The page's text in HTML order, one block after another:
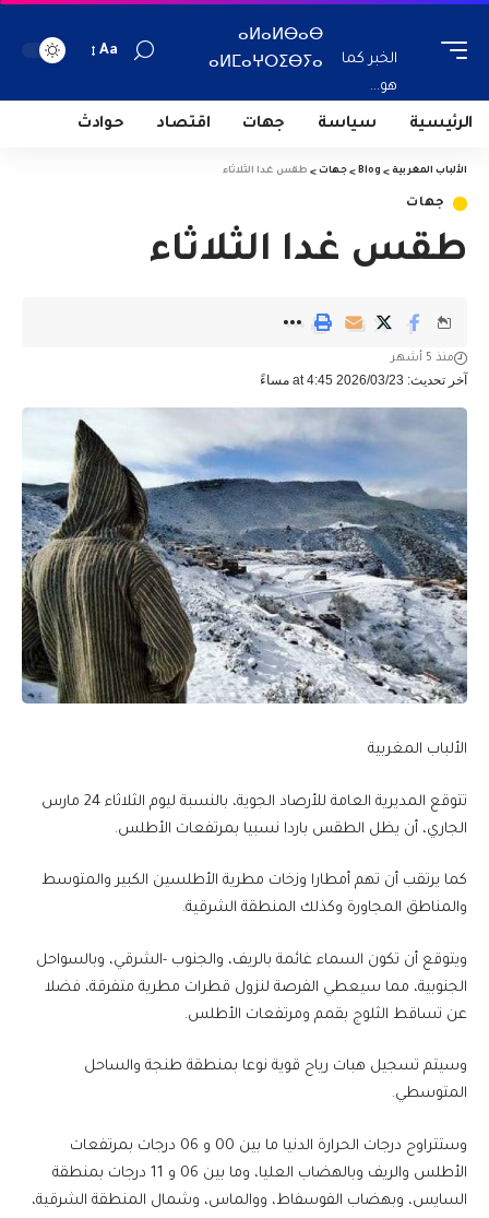
الخبر كما
هو...
ⴰⵍⴰⵍⴱⴰⴱ
ⴰⵍⵎⴰⵖⵔⵉⴱⵢⴰ
Aa
الرئيسية سياسة جهات اقتصاد حوادث
الألباب المغربية >
Blog
> جهات > طقس غدا الثلاثاء
جهات
طقس غدا الثلاثاء
آخر تحديث: 2026/03/23 at 4:45 مساءً
منذ 5 أشهر
الألباب المغربية
تتوقع المديرية العامة للأرصاد الجوية، بالنسبة ليوم الثلاثاء 24 مارس
الجاري، أن يظل الطقس باردا نسبيا بمرتفعات الأطلس.
كما يرتقب أن تهم أمطارا وزخات مطرية الأطلسين الكبير والمتوسط
والمناطق المجاورة وكذلك المنطقة الشرقية.
ويتوقع أن تكون السماء غائمة بالريف، والجنوب -الشرقي، وبالسواحل
الجنوبية، مما سيعطي الفرصة لنزول قطرات مطرية متفرقة، فضلا
عن تساقط الثلوج بقمم ومرتفعات الأطلس.
وسيتم تسجيل هبات رياح قوية نوعا بمنطقة طنجة والساحل
المتوسطي.
وستتراوح درجات الحرارة الدنيا ما بين 00 و 06 درجات بمرتفعات
الأطلس والريف وبالهضاب العليا، وما بين 06 و 11 درجات بمنطقة
السايس، وبهضاب الفوسفاط، ووالماس، وشمال المنطقة الشرقية،